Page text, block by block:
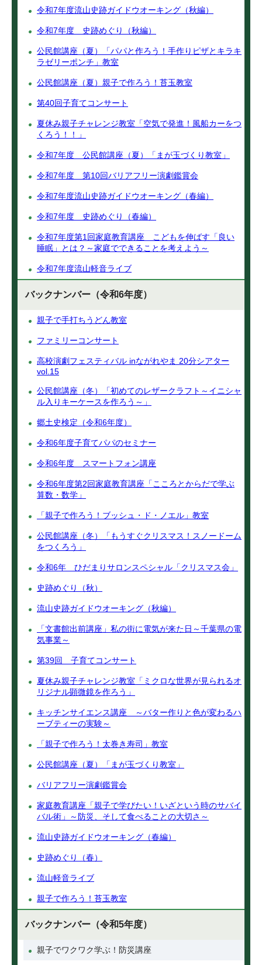
令和7年度流山史跡ガイドウオーキング（秋編）
令和7年度 史跡めぐり（秋編）
公民館講座（夏）「パパと作ろう！手作りピザとキラキ
ラゼリーポンチ」教室
公民館講座（夏）親子で作ろう！苔玉教室
第40回子育てコンサート
夏休み親子チャレンジ教室「空気で発進！風船カーをつ
くろう！！」
令和7年度 公民館講座（夏）「まが玉づくり教室」
令和7年度 第10回バリアフリー演劇鑑賞会
令和7年度流山史跡ガイドウオーキング（春編）
令和7年度 史跡めぐり（春編）
令和7年度第1回家庭教育講座 こどもを伸ばす「良い
睡眠」とは？～家庭でできることを考えよう～
令和7年度流山軽音ライブ
バックナンバー（令和6年度）
親子で手打ちうどん教室
ファミリーコンサート
高校演劇フェスティバル inながれやま 20分シアター
vol.15
公民館講座（冬）「初めてのレザークラフト～イニシャ
ル入りキーケースを作ろう～」
郷土史検定（令和6年度）
令和6年度子育てパパのセミナー
令和6年度 スマートフォン講座
令和6年度第2回家庭教育講座「こころとからだで学ぶ
算数・数学」
「親子で作ろう！ブッシュ・ド・ノエル」教室
公民館講座（冬）「もうすぐクリスマス！スノードーム
をつくろう」
令和6年 ひだまりサロンスペシャル「クリスマス会」
史跡めぐり（秋）
流山史跡ガイドウオーキング（秋編）
「文書館出前講座」私の街に電気が来た日～千葉県の電
気事業～
第39回 子育てコンサート
夏休み親子チャレンジ教室「ミクロな世界が見られるオ
リジナル顕微鏡を作ろう」
キッチンサイエンス講座 ～バター作りと色が変わるハ
ーブティーの実験～
「親子で作ろう！太巻き寿司」教室
公民館講座（夏）「まが玉づくり教室」
バリアフリー演劇鑑賞会
家庭教育講座「親子で学びたい！いざという時のサバイ
バル術」～防災、そして食べることの大切さ～
流山史跡ガイドウオーキング（春編）
史跡めぐり（春）
流山軽音ライブ
親子で作ろう！苔玉教室
バックナンバー（令和5年度）
親子でワクワク学ぶ！防災講座